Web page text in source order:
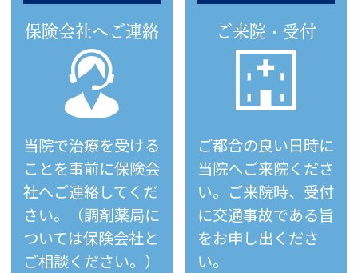
ご受診をお願いして
おります。
ご本人様のみでご来
院の場合は、保護者
の方へご連絡・ご確
認をさせていただき
ます。
なお緊急時には保護
者の方へ連絡がつか
ない場合でも、医師
の判断で検査・処置
保険会社へご連絡
当院で治療を受ける
ことを事前に保険会
社へご連絡してくだ
さい。（調剤薬局に
ついては保険会社と
ご相談ください。）
ご来院・受付
ご都合の良い日時に
当院へご来院くださ
い。ご来院時、受付
に交通事故である旨
をお申し出くださ
い。